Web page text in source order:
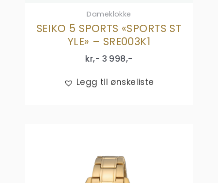
Dameklokke
SEIKO 5 SPORTS «SPORTS ST
YLE» – SRE003K1
kr,- 3 998,-
Legg til ønskeliste